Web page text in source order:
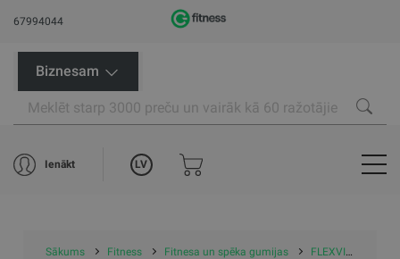
67994044
Biznesam
Ienākt LV
Sākums Fitness Fitnesa un spēka gumijas FLEXVIT treniņu gumijas